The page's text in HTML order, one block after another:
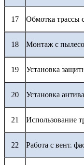
17 Обмотка трассы
18 Монтаж с
19 Установка
20 Установка
21 Использование
22 Работа с вент.